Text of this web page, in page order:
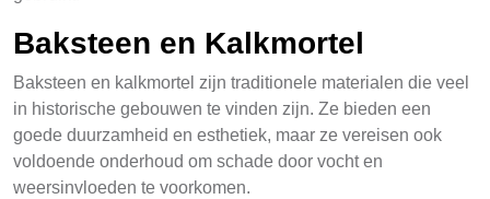
Baksteen en Kalkmortel
Baksteen en kalkmortel zijn traditionele materialen die veel
in historische gebouwen te vinden zijn. Ze bieden een
goede duurzamheid en esthetiek, maar ze vereisen ook
voldoende onderhoud om schade door vocht en
weersinvloeden te voorkomen.